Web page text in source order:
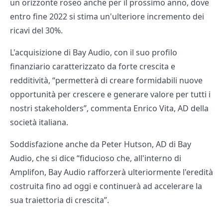
un orizzonte roseo anche per il prossimo anno, dove
entro fine 2022 si stima un'ulteriore incremento dei
ricavi del 30%.
L'acquisizione di Bay Audio, con il suo profilo
finanziario caratterizzato da forte crescita e
redditività, “permetterà di creare formidabili nuove
opportunità per crescere e generare valore per tutti i
nostri stakeholders”, commenta Enrico Vita, AD della
società italiana.
Soddisfazione anche da Peter Hutson, AD di Bay
Audio, che si dice “fiducioso che, all'interno di
Amplifon, Bay Audio rafforzerà ulteriormente l'eredità
costruita fino ad oggi e continuerà ad accelerare la
sua traiettoria di crescita”.